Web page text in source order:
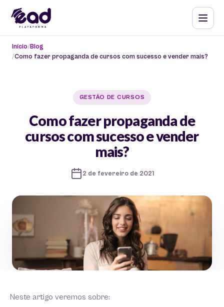
Início Blog
Como fazer propaganda de cursos com sucesso e vender mais?
GESTÃO DE CURSOS
Como fazer propaganda de
cursos com sucesso e vender
mais?
2 de fevereiro de 2021
Neste artigo veremos sobre: